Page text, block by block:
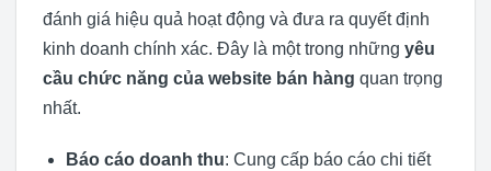
đánh giá hiệu quả hoạt động và đưa ra quyết định
kinh doanh chính xác. Đây là một trong những yêu
cầu chức năng của website bán hàng quan trọng
nhất.
Báo cáo doanh thu: Cung cấp báo cáo chi tiết